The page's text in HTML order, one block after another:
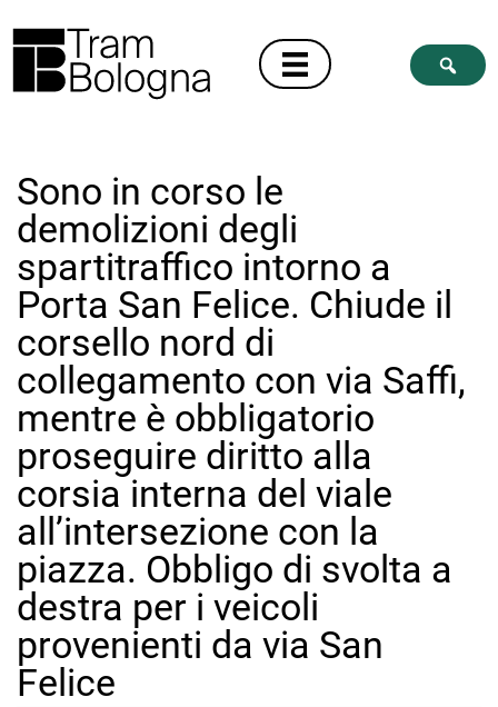
Sono in corso le
demolizioni degli
spartitraffico intorno a
Porta San Felice. Chiude il
corsello nord di
collegamento con via Saffi,
mentre è obbligatorio
proseguire diritto alla
corsia interna del viale
all’intersezione con la
piazza. Obbligo di svolta a
destra per i veicoli
provenienti da via San
Felice